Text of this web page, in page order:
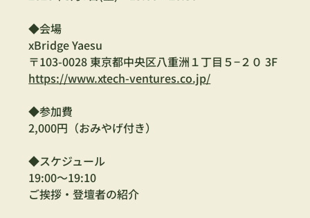
◆会場
xBridge Yaesu
〒103-0028 東京都中央区八重洲１丁目５−２０ 3F
https://www.xtech-ventures.co.jp/
◆参加費
2,000円（おみやげ付き）
◆スケジュール
19:00～19:10
ご挨拶・登壇者の紹介